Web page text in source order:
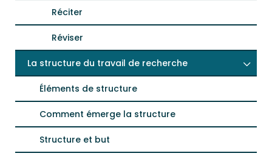
Réciter
Réviser
La structure du travail de recherche
Éléments de structure
Comment émerge la structure
Structure et but